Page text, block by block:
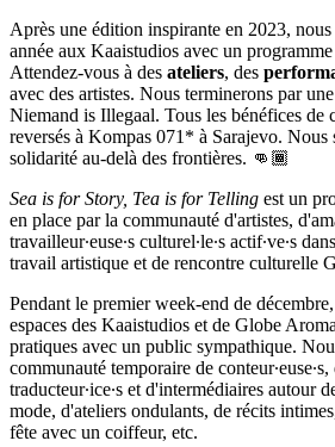
Après une édition inspirante en 2023,
année aux Kaaistudios avec un
Attendez-vous à des ateliers, des
avec des artistes. Nous terminerons par
Niemand is Illegaal. Tous les bénéfices de
reversés à Kompas 071* à Sarajevo. Nous
solidarité au-delà des frontières. 👊🏾
Sea is for Story, Tea is for Telling est un
en place par la communauté d'artistes,
travailleur∙euse∙s culturel∙le∙s actif∙ve∙s
travail artistique et de rencontre culturelle
Pendant le premier week-end de
espaces des Kaaistudios et de Globe
pratiques avec un public sympathique.
communauté temporaire de conteur∙euse∙s,
traducteur∙ice∙s et d'intermédiaires autour
mode, d'ateliers ondulants, de récits
fête avec un coiffeur, etc.